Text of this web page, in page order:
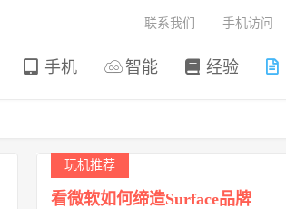
手机 智能 经验
联系我们 手机访问
玩机推荐
看微软如何缔造Surface品牌